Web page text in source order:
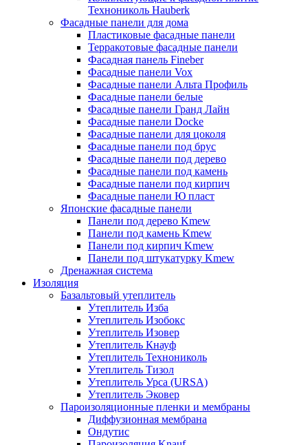
Технониколь Hauberk
Фасадные панели для дома
Пластиковые фасадные панели
Терракотовые фасадные панели
Фасадная панель Fineber
Фасадные панели Vox
Фасадные панели Альта Профиль
Фасадные панели белые
Фасадные панели Гранд Лайн
Фасадные панели Docke
Фасадные панели для цоколя
Фасадные панели под брус
Фасадные панели под дерево
Фасадные панели под камень
Фасадные панели под кирпич
Фасадные панели Ю пласт
Японские фасадные панели
Панели под дерево Kmew
Панели под камень Kmew
Панели под кирпич Kmew
Панели под штукатурку Kmew
Дренажная система
Изоляция
Базальтовый утеплитель
Утеплитель Изба
Утеплитель Изобокс
Утеплитель Изовер
Утеплитель Кнауф
Утеплитель Технониколь
Утеплитель Тизол
Утеплитель Урса (URSA)
Утеплитель Эковер
Пароизоляционные пленки и мембраны
Диффузионная мембрана
Ондутис